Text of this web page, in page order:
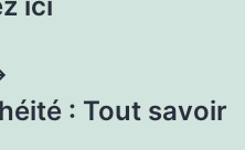
: Tout savoir